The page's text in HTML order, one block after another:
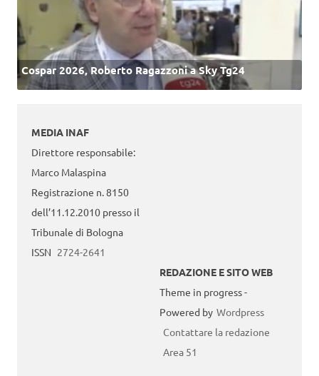
Cospar 2026, Roberto Ragazzoni a Sky Tg24
MEDIA INAF
Direttore responsabile:
Marco Malaspina
Registrazione n. 8150
dell’11.12.2010 presso il
Tribunale di Bologna
ISSN 2724-2641
REDAZIONE E SITO WEB
Theme in progress -
Powered by Wordpress
Contattare la redazione
Area 51